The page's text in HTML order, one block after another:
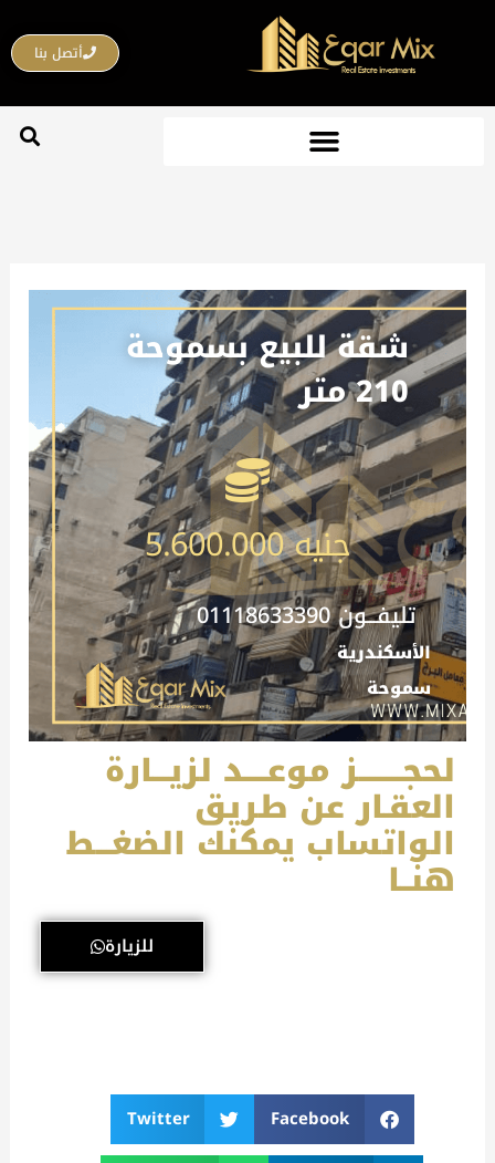
أتصل بنا
شقة للبيع بسموحة
210 متر
جنيه 5.600.000
تليفـــون 01118633390
الأسكندرية
سموحة
لحجــــــــز موعــــد لزيـــارة
العقـار عن طريق
الواتساب يمكنك الضغـــط
هنــا
للزيارة
Facebook
Twitter